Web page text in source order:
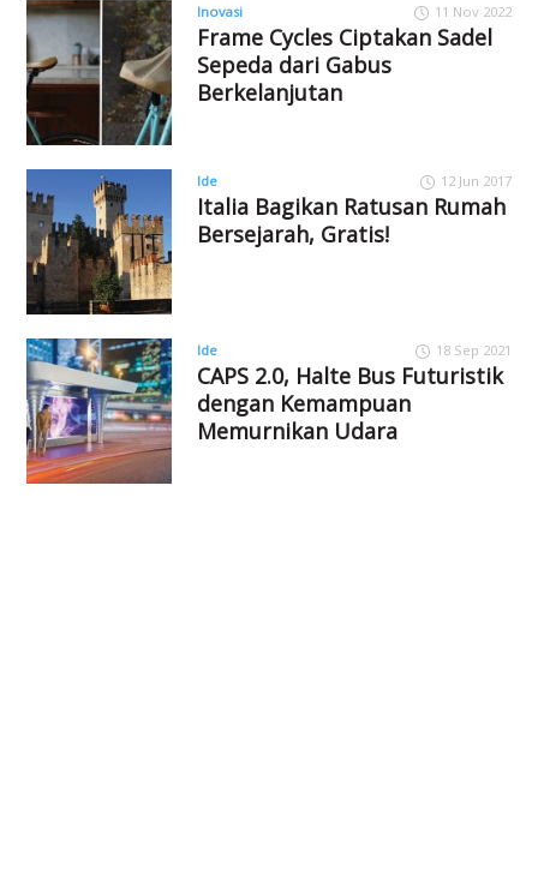
Inovasi 11 Nov 2022
Frame Cycles Ciptakan Sadel
Sepeda dari Gabus
Berkelanjutan
Ide 12 Jun 2017
Italia Bagikan Ratusan Rumah
Bersejarah, Gratis!
Ide 18 Sep 2021
CAPS 2.0, Halte Bus Futuristik
dengan Kemampuan
Memurnikan Udara